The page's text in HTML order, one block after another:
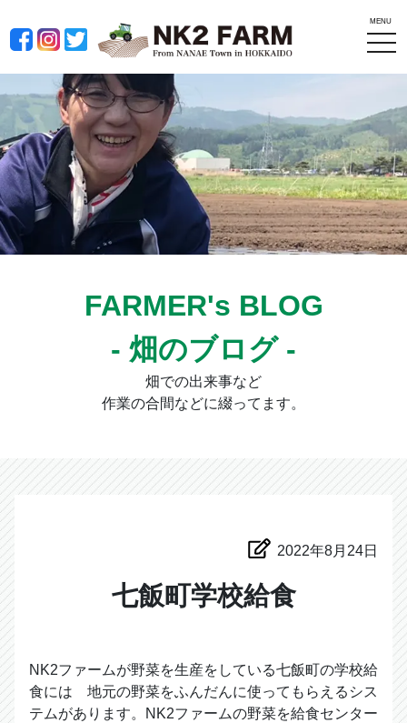
MENU
FARMER's BLOG
- 畑のブログ -
畑での出来事など
作業の合間などに綴ってます。
2022年8月24日
七飯町学校給食
NK2ファームが野菜を生産をしている七飯町の学校給
食には 地元の野菜をふんだんに使ってもらえるシス
テムがあります。NK2ファームの野菜を給食センター